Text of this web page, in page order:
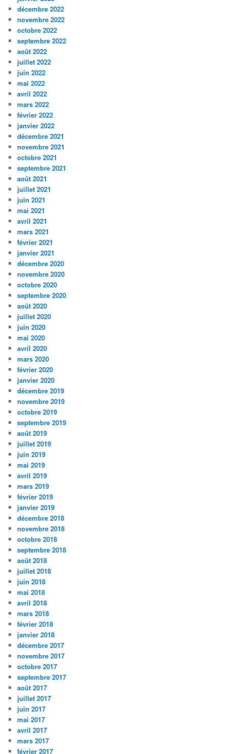
décembre 2022
novembre 2022
octobre 2022
septembre 2022
août 2022
juillet 2022
juin 2022
mai 2022
avril 2022
mars 2022
février 2022
janvier 2022
décembre 2021
novembre 2021
octobre 2021
septembre 2021
août 2021
juillet 2021
juin 2021
mai 2021
avril 2021
mars 2021
février 2021
janvier 2021
décembre 2020
novembre 2020
octobre 2020
septembre 2020
août 2020
juillet 2020
juin 2020
mai 2020
avril 2020
mars 2020
février 2020
janvier 2020
décembre 2019
novembre 2019
octobre 2019
septembre 2019
août 2019
juillet 2019
juin 2019
mai 2019
avril 2019
mars 2019
février 2019
janvier 2019
décembre 2018
novembre 2018
octobre 2018
septembre 2018
août 2018
juillet 2018
juin 2018
mai 2018
avril 2018
mars 2018
février 2018
janvier 2018
décembre 2017
novembre 2017
octobre 2017
septembre 2017
août 2017
juillet 2017
juin 2017
mai 2017
avril 2017
mars 2017
février 2017